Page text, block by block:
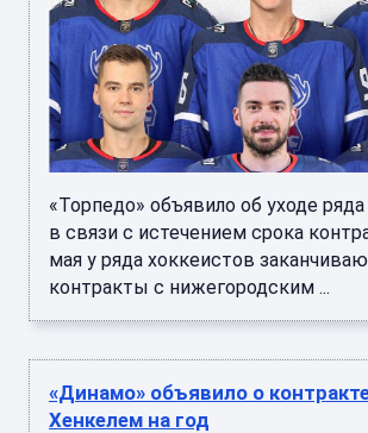
«Торпедо» объявило об уходе
в связи с истечением срока
мая у ряда хоккеистов
контракты с нижегородским ...
«Динамо» объявило о
Хенкелем на год